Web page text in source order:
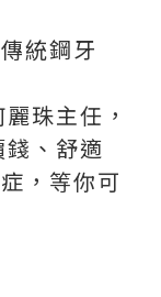
統鋼牙
珠主任，
、舒適
，等你可